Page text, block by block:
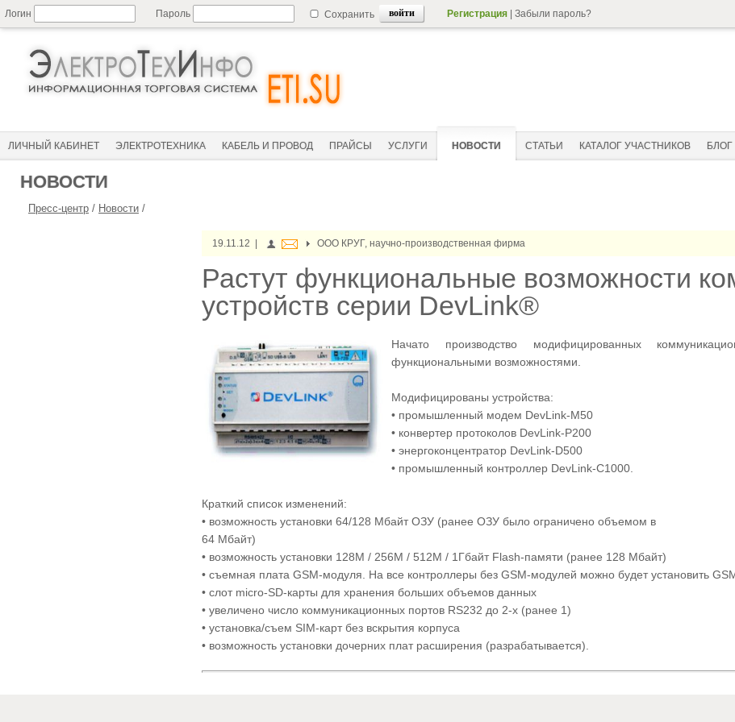
Логин Пароль Сохранить Регистрация Забыли пароль?
ЛИЧНЫЙ КАБИНЕТ ЭЛЕКТРОТЕХНИКА КАБЕЛЬ И ПРОВОД ПРАЙСЫ УСЛУГИ НОВОСТИ СТАТЬИ КАТАЛОГ УЧАСТНИКОВ БЛОГ
НОВОСТИ
Пресс-центр / Новости /
19.11.12 | ООО КРУГ, научно-производственная фирма
Растут функциональные возможности
устройств серии DevLink®
Начато производство модифицированных
функциональными возможностями.
Модифицированы устройства:
• промышленный модем DevLink-M50
• конвертер протоколов DevLink-P200
• энергоконцентратор DevLink-D500
• промышленный контроллер DevLink-C1000.
Краткий список изменений:
• возможность установки 64/128 Мбайт ОЗУ (ранее ОЗУ было ограничено объемом в
64 Мбайт)
• возможность установки 128М / 256М / 512М / 1Гбайт Flash-памяти (ранее 128 Мбайт)
• съемная плата GSM-модуля. На все контроллеры без GSM-модулей можно будет установить
• слот micro-SD-карты для хранения больших объемов данных
• увеличено число коммуникационных портов RS232 до 2-х (ранее 1)
• установка/съем SIM-карт без вскрытия корпуса
• возможность установки дочерних плат расширения (разрабатывается).